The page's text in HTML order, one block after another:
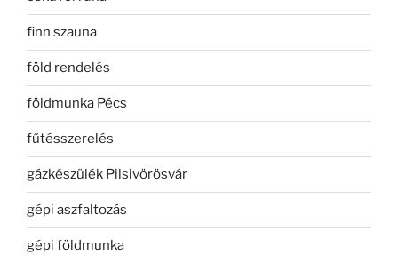
finn szauna
föld rendelés
földmunka Pécs
fűtésszerelés
gázkészülék Pilsivörösvár
gépi aszfaltozás
gépi földmunka